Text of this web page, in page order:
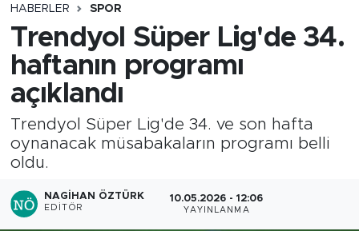
HABERLER SPOR
Trendyol Süper Lig'de 34.
haftanın programı
açıklandı
Trendyol Süper Lig'de 34. ve son hafta
oynanacak müsabakaların programı belli
oldu.
NAGIHAN ÖZTÜRK
EDITÖR
10.05.2026 - 12:06
YAYINLANMA
Süper Lig Puan Durumu ve Fikstür
Tüm Manşetler
Son Dakika Haberleri